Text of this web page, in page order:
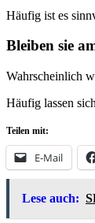
Häufig ist es
Bleiben sie
Wahrscheinlich
Häufig lassen
Teilen mit:
E-Mail
Lese auch: